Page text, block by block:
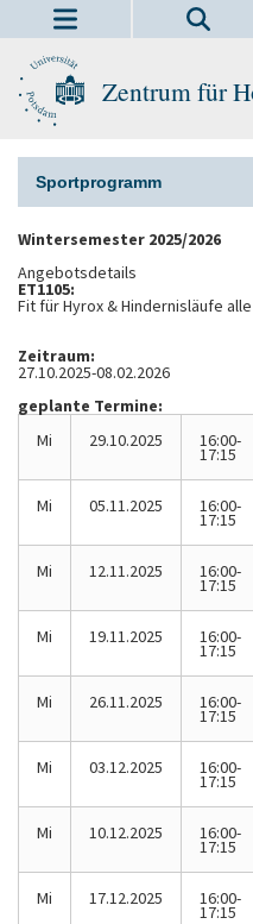
Zentrum für
Sportprogramm
Wintersemester 2025/2026
Angebotsdetails
ET1105:
Fit für Hyrox & Hindernisläufe
Zeitraum:
27.10.2025-08.02.2026
geplante Termine:
Mi
29.10.2025 16:00-
17:15
Mi 05.11.2025 16:00-
17:15
Mi 12.11.2025 16:00-
17:15
Mi 19.11.2025 16:00-
17:15
Mi 26.11.2025 16:00-
17:15
Mi 03.12.2025 16:00-
17:15
Mi 10.12.2025 16:00-
17:15
Mi 17.12.2025 16:00-
17:15